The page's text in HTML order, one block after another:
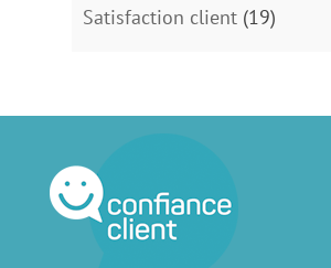
Satisfaction client(19)